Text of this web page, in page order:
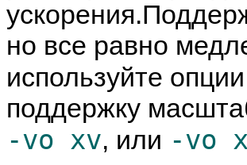
но все равно
используйте опции
поддержку
-vo xv, или -vo